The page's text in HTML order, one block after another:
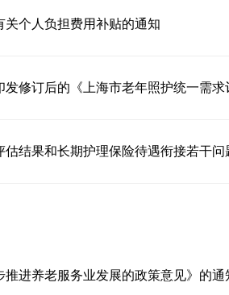
个人负担费用补贴的通知
发修订后的《上海市老年照护统一需
结果和长期护理保险待遇衔接若干问
进养老服务业发展的政策意见》的通